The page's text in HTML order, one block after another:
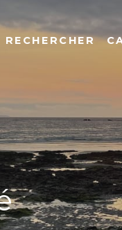
RECHERCHER